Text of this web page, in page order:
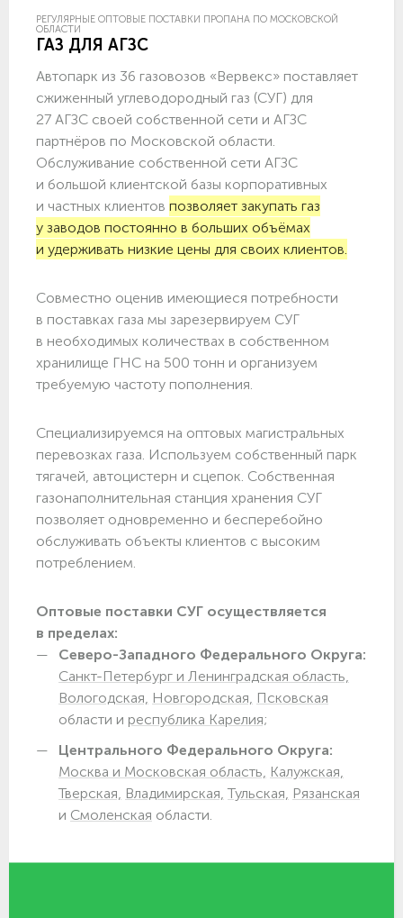
РЕГУЛЯРНЫЕ ОПТОВЫЕ ПОСТАВКИ ПРОПАНА ПО МОСКОВСКОЙ
ОБЛАСТИ
ГАЗ ДЛЯ АГЗС
Автопарк из 36 газовозов «Вервекс» поставляет
сжиженный углеводородный газ (СУГ) для
27 АГЗС своей собственной сети и АГЗС
партнёров по Московской области.
Обслуживание собственной сети АГЗС
и большой клиентской базы корпоративных
и частных клиентов позволяет закупать газ
у заводов постоянно в больших объёмах
и удерживать низкие цены для своих клиентов.
Совместно оценив имеющиеся потребности
в поставках газа мы зарезервируем СУГ
в необходимых количествах в собственном
хранилище ГНС на 500 тонн и организуем
требуемую частоту пополнения.
Специализируемся на оптовых магистральных
перевозках газа. Используем собственный парк
тягачей, автоцистерн и сцепок. Собственная
газонаполнительная станция хранения СУГ
позволяет одновременно и бесперебойно
обслуживать объекты клиентов с высоким
потреблением.
Оптовые поставки СУГ осуществляется
в пределах:
Северо-Западного Федерального Округа:
Санкт-Петербург и Ленинградская область,
Вологодская, Новгородская, Псковская
области и республика Карелия;
Центрального Федерального Округа:
Москва и Московская область, Калужская,
Тверская, Владимирская, Тульская, Рязанская
и Смоленская области.